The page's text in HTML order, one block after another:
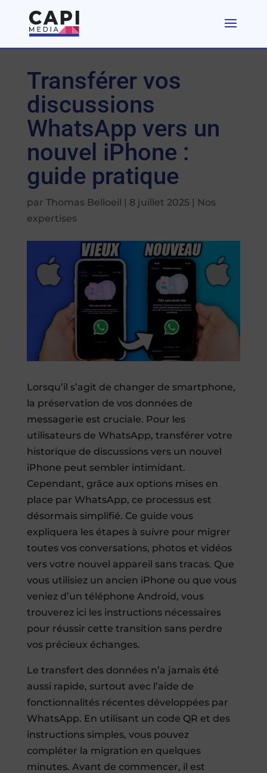
Transférer vos
discussions
WhatsApp vers un
nouvel iPhone :
guide pratique
par Thomas Belloeil | 8 juillet 2025| Nos
expertises
Lorsqu’il s’agit de changer de smartphone,
la préservation de vos données de
messagerie est cruciale. Pour les
utilisateurs de WhatsApp, transférer votre
historique de discussions vers un nouvel
iPhone peut sembler intimidant.
Cependant, grâce aux options mises en
place par WhatsApp, ce processus est
désormais simplifié. Ce guide vous
expliquera les étapes à suivre pour migrer
toutes vos conversations, photos et vidéos
vers votre nouvel appareil sans tracas. Que
vous utilisiez un ancien iPhone ou que vous
veniez d’un téléphone Android, vous
trouverez ici les instructions nécessaires
pour réussir cette transition sans perdre
vos précieux échanges.
Le transfert des données n’a jamais été
aussi rapide, surtout avec l’aide de
fonctionnalités récentes développées par
WhatsApp. En utilisant un code QR et des
instructions simples, vous pouvez
compléter la migration en quelques
minutes. Avant de commencer, il est